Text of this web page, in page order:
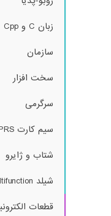
زبان C و Cpp
سازمان
سخت افزار
سرگرمی
سیم کارت GSM – GPRS
شتاب و ژایرو
شیلد Multifunction
قطعات